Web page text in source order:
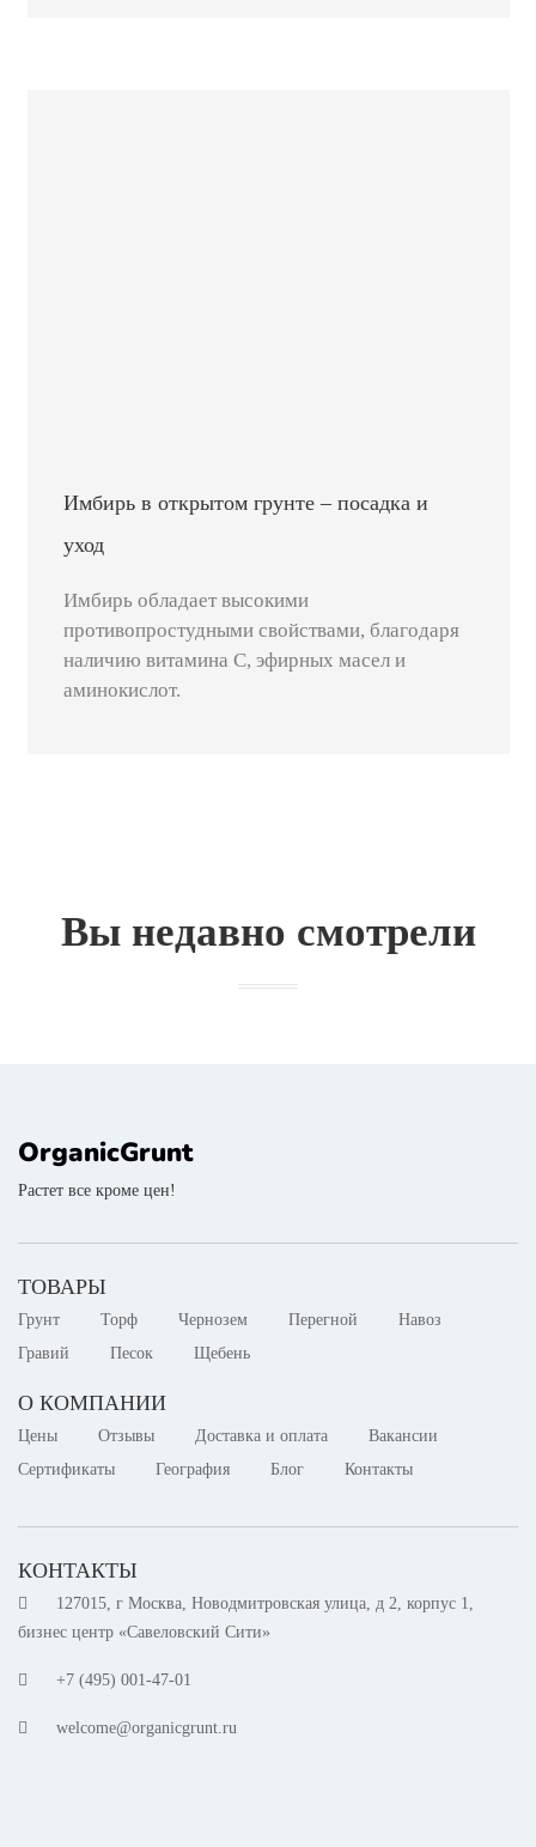
Имбирь в открытом грунте – посадка и
уход
Имбирь обладает высокими
противопростудными свойствами, благодаря
наличию витамина С, эфирных масел и
аминокислот.
Вы недавно смотрели
OrganicGrunt
Растет все кроме цен!
ТОВАРЫ
Грунт Торф Чернозем Перегной
Навоз
Гравий
Песок Щебень
О КОМПАНИИ
Цены Отзывы Доставка и оплата
Вакансии
Сертификаты
География Блог Контакты
КОНТАКТЫ
127015, г Москва, Новодмитровская улица, д 2, корпус 1,
бизнес центр «Савеловский Сити»
+7 (495) 001-47-01
welcome@organicgrunt.ru